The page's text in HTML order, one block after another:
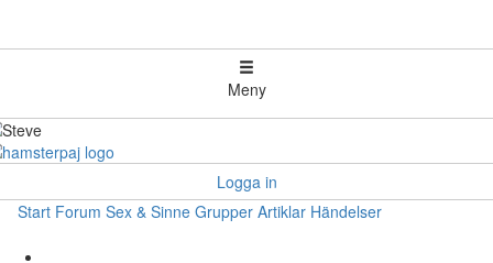
Meny
Logga in
Start Forum Sex & Sinne Grupper Artiklar Händelser